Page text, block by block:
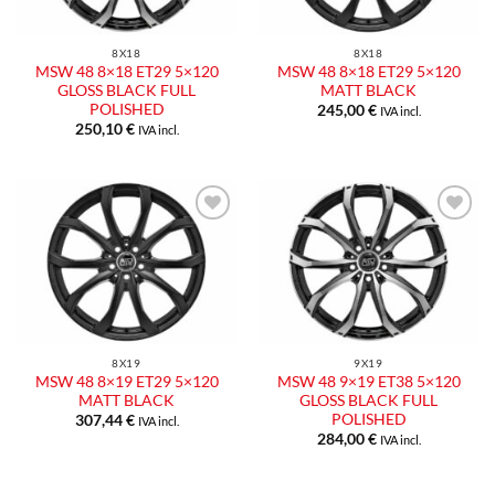
8X18
MSW 48 8×18 ET29 5×120
GLOSS BLACK FULL
POLISHED
250,10€ IVA incl.
8X18
MSW 48 8×18 ET29 5×120
MATT BLACK
245,00€ IVA incl.
Aggiungi
alla lista
dei
desideri
8X19
MSW 48 8×19 ET29 5×120
MATT BLACK
307,44€ IVA incl.
Aggiungi
alla lista
dei
desideri
9X19
MSW 48 9×19 ET38 5×120
GLOSS BLACK FULL
POLISHED
284,00€ IVA incl.